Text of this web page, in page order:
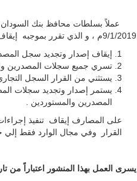
9/1/2019م ، و الذي تقرر بموجبه إيقاف إصدار وتجديد سجلات المصدرين والمستوردين للأفراد أعتباراً من تاريخه والي حين إشعار اَخر ،علي النحو التالي :
إيقاف إصدار وتجديد سجل
تسري جميع سجلات المصدرين
يستثني من القرار السجل
يستمر إصدار وتجديد سجلات
المصدرين والمستوردين .
على المصارف إيقاف تنفيذ
القرار وفي مجال الوارد فقط إلي
يسرى العمل بهذا المنشور اعتباراً من